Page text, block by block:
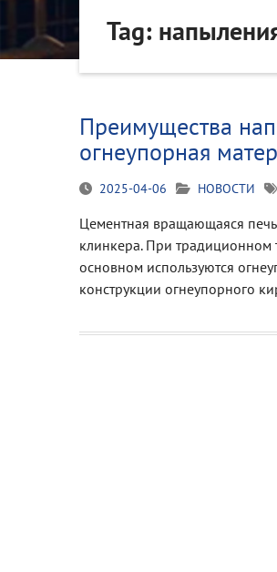
Tag:
Преимущества
огнеупорная
2025-04-06 НОВОСТИ
Цементная вращающаяся
клинкера. При
основном используются
конструкции огнеупорного